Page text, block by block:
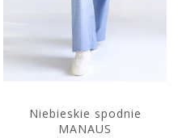
Niebieskie spodnie
MANAUS